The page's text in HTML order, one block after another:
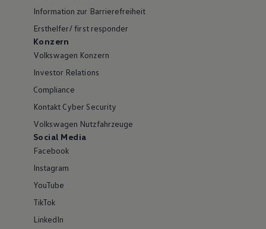
Information zur Barrierefreiheit
Ersthelfer/ first responder
Konzern
Volkswagen Konzern
Investor Relations
Compliance
Kontakt Cyber Security
Volkswagen Nutzfahrzeuge
Social Media
Facebook
Instagram
YouTube
TikTok
LinkedIn